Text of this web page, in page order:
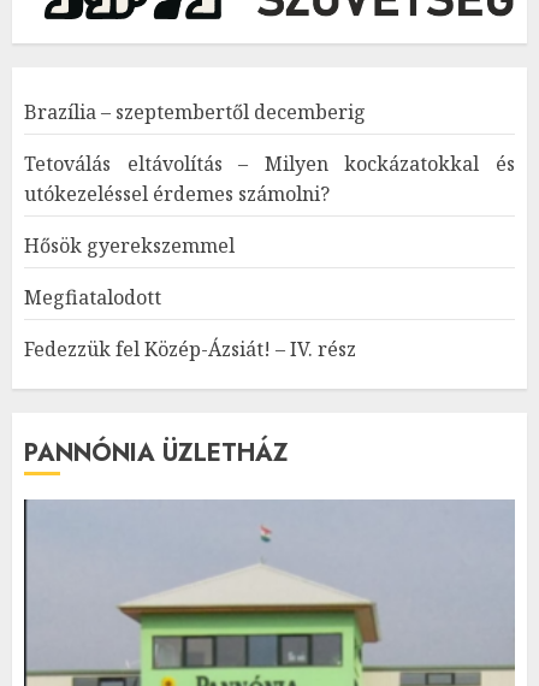
Brazília – szeptembertől decemberig
Tetoválás eltávolítás – Milyen kockázatokkal és
utókezeléssel érdemes számolni?
Hősök gyerekszemmel
Megfiatalodott
Fedezzük fel Közép-Ázsiát! – IV. rész
PANNÓNIA ÜZLETHÁZ